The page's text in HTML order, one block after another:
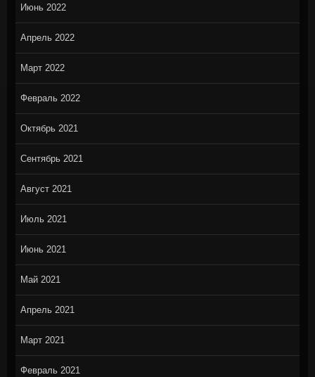
Июнь 2022
Апрель 2022
Март 2022
Февраль 2022
Октябрь 2021
Сентябрь 2021
Август 2021
Июль 2021
Июнь 2021
Май 2021
Апрель 2021
Март 2021
Февраль 2021